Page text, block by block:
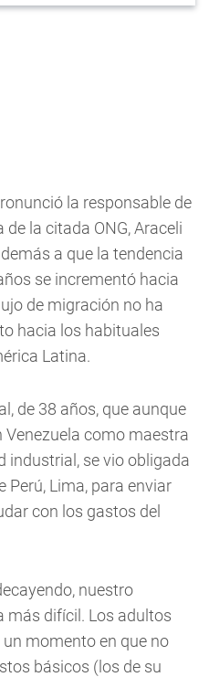
la responsable de
la citada ONG, Araceli
a que la tendencia
se incrementó hacia
de migración no ha
hacia los habituales
Latina.
de 38 años, que aunque
como maestra
industrial, se vio obligada
Perú, Lima, para enviar
con los gastos del
nuestro
más difícil. Los adultos
momento en que no
básicos (los de su